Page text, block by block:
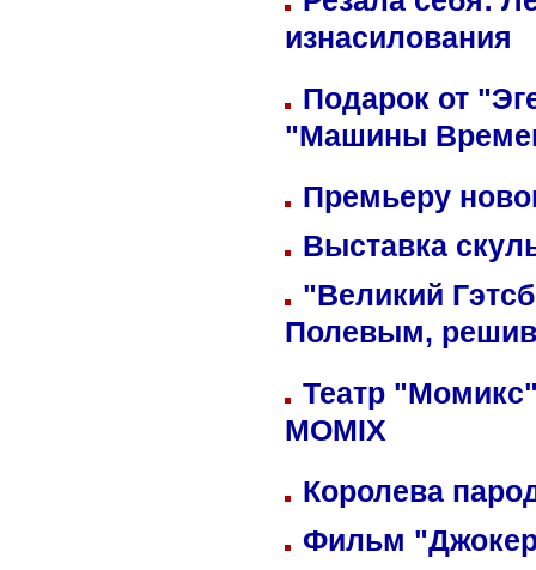
изнасилования
Подарок от
"Машины
Премьеру
Выставка
"Великий
Полевым,
Театр
MOMIX
Королева
Фильм